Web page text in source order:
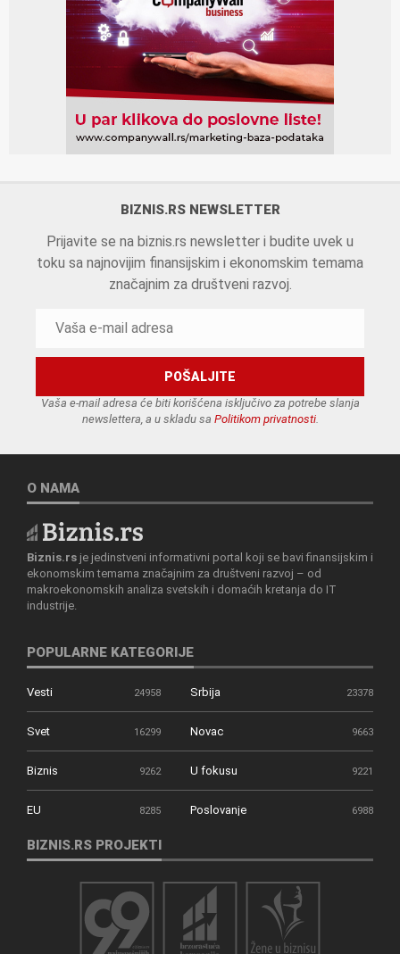
BIZNIS.RS NEWSLETTER
Prijavite se na biznis.rs newsletter i budite uvek u
toku sa najnovijim finansijskim i ekonomskim temama
značajnim za društveni razvoj.
Vaša e-mail adresa će biti korišćena isključivo za potrebe slanja
newslettera, a u skladu sa Politikom privatnosti.
O NAMA
Biznis.rs je jedinstveni informativni portal koji se bavi finansijskim i
ekonomskim temama značajnim za društveni razvoj – od
makroekonomskih analiza svetskih i domaćih kretanja do IT
industrije.
POPULARNE KATEGORIJE
Vesti 24958 Srbija 23378
Svet 16299 Novac 9663
Biznis 9262 U fokusu 9221
EU 8285 Poslovanje 6988
BIZNIS.RS PROJEKTI